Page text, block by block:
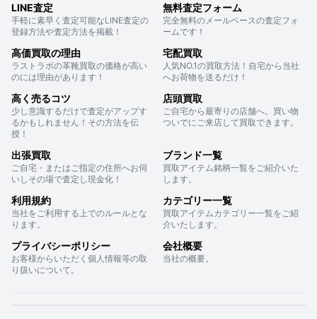
LINE査定
手軽に素早く査定可能なLINE査定の
登録方法や査定方法を掲載！
無料査定フォーム
完全無料のメールベースの査定フォ
ームです！
高価買取の理由
ラストラボの革靴買取の価格が高い
のには理由があります！
宅配買取
人気NO.1の買取方法！自宅から当社
へお荷物を送るだけ！
高く売るコツ
少し意識するだけで査定がアップす
るかもしれません！その方法を伝
授！
店頭買取
ご自宅から最寄りの店舗へ。買い物
ついでにご来店して買取できます。
出張買取
ご自宅・またはご指定の住所へお伺
いしその場で査定し現金化！
ブランド一覧
買取アイテム銘柄一覧をご紹介いた
します。
利用規約
当社をご利用する上でのルールとな
ります。
カテゴリー一覧
買取アイテムカテゴリー一覧をご紹
介いたします。
プライバシーポリシー
お客様からいただく個人情報等の取
り扱いについて。
会社概要
当社の概要。